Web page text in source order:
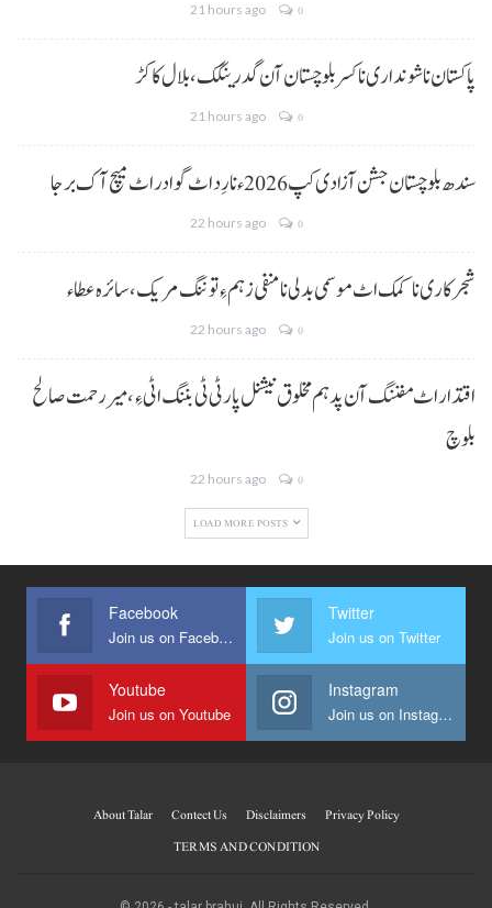
21 hours ago 0
پاکستان نا شونداری نا کسر بلوچستان آن گدرینگک، بلال کاکڑ
21 hours ago 0
سندھ بلوچستان جشن آزادی کپ 2026ء نا رِد اٹ گوادر اٹ میچ آک برجا
22 hours ago 0
شجرکاری نا کمک اٹ موسمی بدلی نا منفی زہم ءِ توننگ مریک، سائرہ عطاء
22 hours ago 0
اقتدار اٹ مفننگ آن پد ہم مخلوق نیشنل پارٹی ٹی بننگ اٹی ءِ،میر رحمت صالح
بلوچ
22 hours ago 0
LOAD MORE POSTS
Facebook
Join us on Facebook
Twitter
Join us on Twitter
Youtube
Join us on Youtube
Instagram
Join us on Instagram
About Talar Contect Us Disclaimers
Privacy Policy
TERMS AND CONDITION